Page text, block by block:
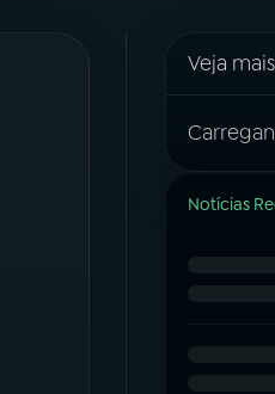
Veja
Notícias